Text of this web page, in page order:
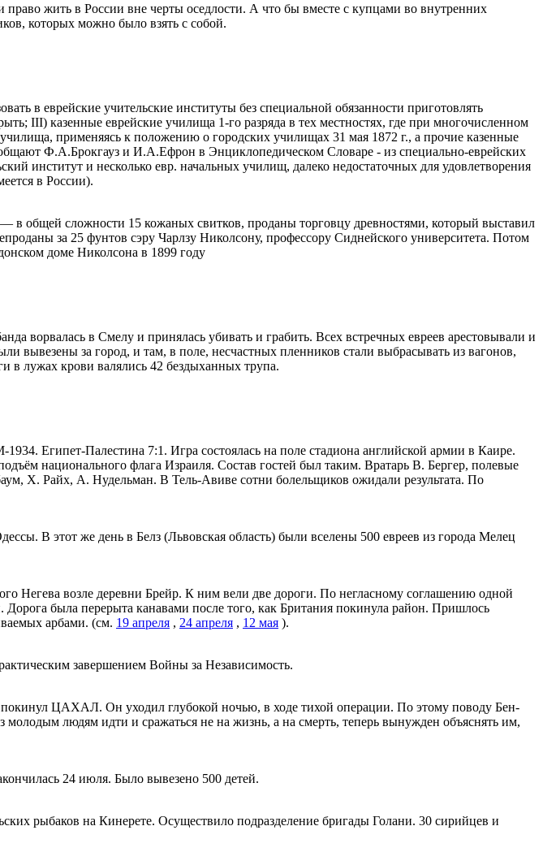
жить в России вне черты оседлости. А что бы вместе с купцами во внутренних
которых можно было взять с собой.
в еврейские учительские институты без специальной обязанности приготовлять
III) казенные еврейские училища 1-го разряда в тех местностях, где при многочисленном
применяясь к положению о городских училищах 31 мая 1872 г., а прочие казенные
Ф.А.Брокгауз и И.А.Ефрон в Энциклопедическом Словаре - из специально-еврейских
институт и несколько евр. начальных училищ, далеко недостаточных для удовлетворения
в России).
— в общей сложности 15 кожаных свитков, проданы торговцу древностями, который выставил
за 25 фунтов сэру Чарлзу Николсону, профессору Сиднейского университета. Потом
доме Николсона в 1899 году
ворвалась в Смелу и принялась убивать и грабить. Всех встречных евреев арестовывали и
вывезены за город, и там, в поле, несчастных пленников стали выбрасывать из вагонов,
в лужах крови валялись 42 бездыханных трупа.
Египет-Палестина 7:1. Игра состоялась на поле стадиона английской армии в Каире.
национального флага Израиля. Состав гостей был таким. Вратарь В. Бергер, полевые
Х. Райх, А. Нудельман. В Тель-Авиве сотни болельщиков ожидали результата. По
В этот же день в Белз (Львовская область) были вселены 500 евреев из города Мелец
Негева возле деревни Брейр. К ним вели две дороги. По негласному соглашению одной
была перерыта канавами после того, как Британия покинула район. Пришлось
арбами. (см. 19 апреля , 24 апреля , 12 мая ).
завершением Войны за Независимость.
ЦАХАЛ. Он уходил глубокой ночью, в ходе тихой операции. По этому поводу Бен-
людям идти и сражаться не на жизнь, а на смерть, теперь вынужден объяснять им,
24 июля. Было вывезено 500 детей.
рыбаков на Кинерете. Осуществило подразделение бригады Голани. 30 сирийцев и